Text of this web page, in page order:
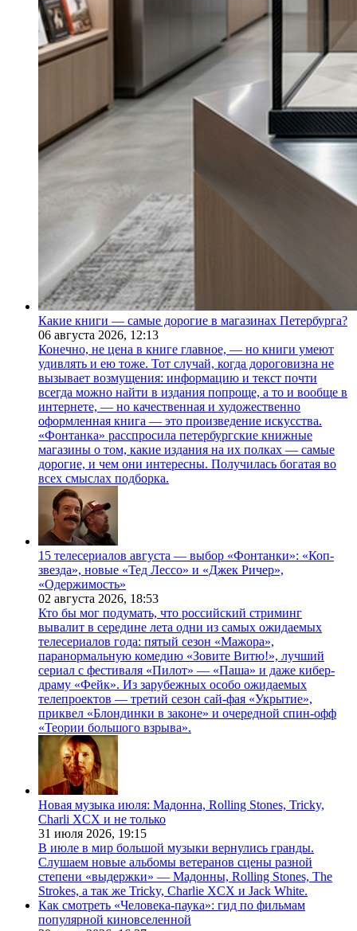
Какие книги — самые дорогие в магазинах Петербурга?
06 августа 2026, 12:13
Конечно, не цена в книге главное, — но книги умеют
удивлять и ею тоже. Тот случай, когда дороговизна не
вызывает возмущения: информацию и текст почти
всегда можно найти в издания попроще, а то и вообще в
интернете, — но качественная и художественно
оформленная книга — это произведение искусства.
«Фонтанка» расспросила петербургские книжные
магазины о том, какие издания на их полках — самые
дорогие, и чем они интересны. Получилась богатая во
всех смыслах подборка.
15 телесериалов августа — выбор «Фонтанки»: «Коп-
звезда», новые «Тед Лессо» и «Джек Ричер»,
«Одержимость»
02 августа 2026, 18:53
Кто бы мог подумать, что российский стриминг
вывалит в середине лета одни из самых ожидаемых
телесериалов года: пятый сезон «Мажора»,
паранормальную комедию «Зовите Витю!», лучший
сериал с фестиваля «Пилот» — «Паша» и даже кибер-
драму «Фейк». Из зарубежных особо ожидаемых
телепроектов — третий сезон сай-фая «Укрытие»,
приквел «Блондинки в законе» и очередной спин-офф
«Теории большого взрыва».
Новая музыка июля: Мадонна, Rolling Stones, Tricky,
Charli XCX и не только
31 июля 2026, 19:15
В июле в мир большой музыки вернулись гранды.
Слушаем новые альбомы ветеранов сцены разной
степени «выдержки» — Мадонны, Rolling Stones, The
Strokes, а так же Tricky, Charlie XCX и Jack White.
Как смотреть «Человека-паука»: гид по фильмам
популярной киновселенной